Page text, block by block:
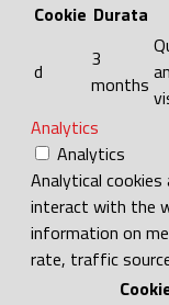
Cookie Durata
d
3
months
Analytics
Analytics
Analytical
interact with the
information on
rate, traffic